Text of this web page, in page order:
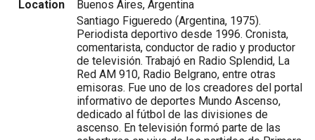
Location
Buenos Aires, Argentina
Santiago Figueredo (Argentina, 1975).
Periodista deportivo desde 1996. Cronista,
comentarista, conductor de radio y productor
de televisión. Trabajó en Radio Splendid, La
Red AM 910, Radio Belgrano, entre otras
emisoras. Fue uno de los creadores del portal
informativo de deportes Mundo Ascenso,
dedicado al fútbol de las divisiones de
ascenso. En televisión formó parte de las